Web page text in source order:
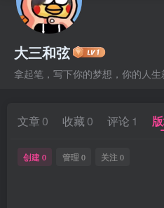
大三和弦
拿起笔，写下你的梦想，你的人
文章 0 收藏 0 评论 1
创建 0 管理 0 关注 0